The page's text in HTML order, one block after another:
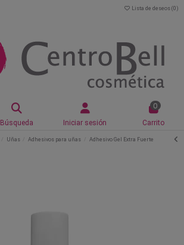
Lista de deseos (0 )
Búsqueda Iniciar sesión
0
Carrito
Uñas Adhesivos para uñas Adhesivo Gel Extra Fuerte